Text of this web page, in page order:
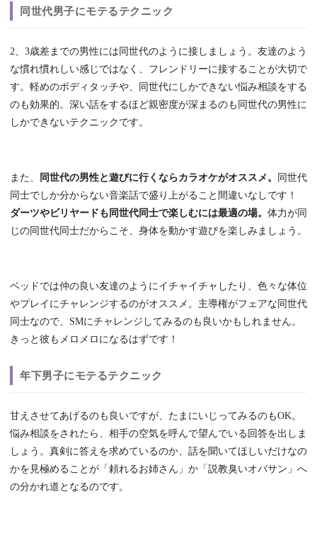
同世代男子にモテるテクニック
2、3歳差までの男性には同世代のように接しましょう。友達のよう
な慣れ慣れしい感じではなく、フレンドリーに接することが大切で
す。軽めのボディタッチや、同世代にしかできない悩み相談をする
のも効果的。深い話をするほど親密度が深まるのも同世代の男性に
しかできないテクニックです。
また、 同世代の男性と遊びに行くならカラオケがオススメ。 同世代
同士でしか分からない音楽話で盛り上がること間違いなしです！
ダーツやビリヤードも同世代同士で楽しむには最適の場。 体力が同
じの同世代同士だからこそ、身体を動かす遊びを楽しみましょう。
ベッドでは仲の良い友達のようにイチャイチャしたり、色々な体位
やプレイにチャレンジするのがオススメ。主導権がフェアな同世代
同士なので、SMにチャレンジしてみるのも良いかもしれません。
きっと彼もメロメロになるはずです！
年下男子にモテるテクニック
甘えさせてあげるのも良いですが、たまにいじってみるのもOK。
悩み相談をされたら、相手の空気を呼んで望んでいる回答を出しま
しょう。真剣に答えを求めているのか、話を聞いてほしいだけなの
かを見極めることが「頼れるお姉さん」か「説教臭いオバサン」へ
の分かれ道となるのです。